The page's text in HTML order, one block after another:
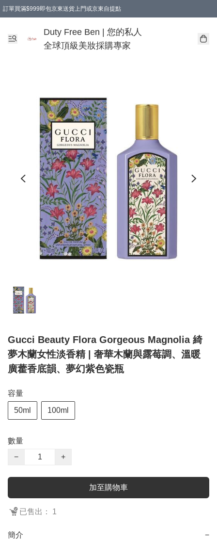
訂單買滿$999即包京東送貨上門或京東自提點
Duty Free Ben | 您的私人
全球頂級美妝採購專家
Gucci Beauty Flora Gorgeous Magnolia 綺
夢木蘭女性淡香精 | 奢華木蘭與露莓調、溫暖
廣藿香底韻、夢幻紫色瓷瓶
容量
50ml 100ml
數量
−
+
加至購物車
已售出： 1
簡介 −